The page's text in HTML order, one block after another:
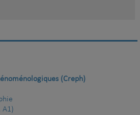
(Creph)
A1)